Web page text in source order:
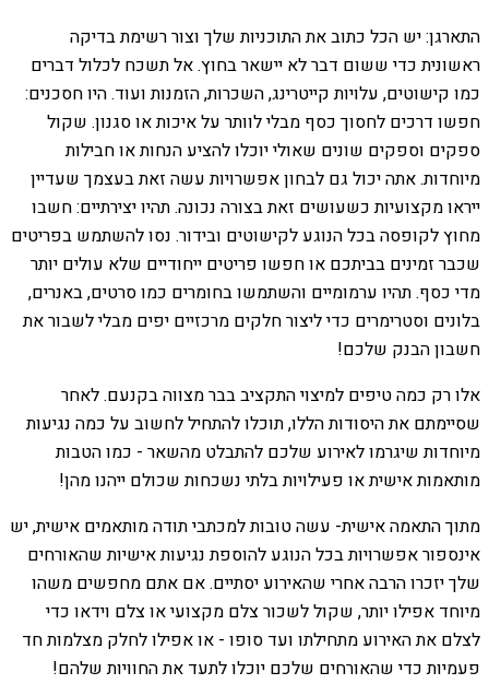
התארגן: יש הכל כתוב את התוכניות שלך וצור רשימת בדיקה
ראשונית כדי ששום דבר לא יישאר בחוץ. אל תשכח לכלול דברים
כמו קישוטים, עלויות קייטרינג, השכרות, הזמנות ועוד. היו חסכנים:
חפשו דרכים לחסוך כסף מבלי לוותר על איכות או סגנון. שקול
ספקים וספקים שונים שאולי יוכלו להציע הנחות או חבילות
מיוחדות. אתה יכול גם לבחון אפשרויות עשה זאת בעצמך שעדיין
ייראו מקצועיות כשעושים זאת בצורה נכונה. תהיו יצירתיים: חשבו
מחוץ לקופסה בכל הנוגע לקישוטים ובידור. נסו להשתמש בפריטים
שכבר זמינים בביתכם או חפשו פריטים ייחודיים שלא עולים יותר
מדי כסף. תהיו ערמומיים והשתמשו בחומרים כמו סרטים, באנרים,
בלונים וסטרימרים כדי ליצור חלקים מרכזיים יפים מבלי לשבור את
חשבון הבנק שלכם!
אלו רק כמה טיפים למיצוי התקציב בבר מצווה בקנעם. לאחר
שסיימתם את היסודות הללו, תוכלו להתחיל לחשוב על כמה נגיעות
מיוחדות שיגרמו לאירוע שלכם להתבלט מהשאר - כמו הטבות
מותאמות אישית או פעילויות בלתי נשכחות שכולם ייהנו מהן!
מתוך התאמה אישית- עשה טובות למכתבי תודה מותאמים אישית, יש
אינספור אפשרויות בכל הנוגע להוספת נגיעות אישיות שהאורחים
שלך יזכרו הרבה אחרי שהאירוע יסתיים. אם אתם מחפשים משהו
מיוחד אפילו יותר, שקול לשכור צלם מקצועי או צלם וידאו כדי
לצלם את האירוע מתחילתו ועד סופו - או אפילו לחלק מצלמות חד
פעמיות כדי שהאורחים שלכם יוכלו לתעד את החוויות שלהם!